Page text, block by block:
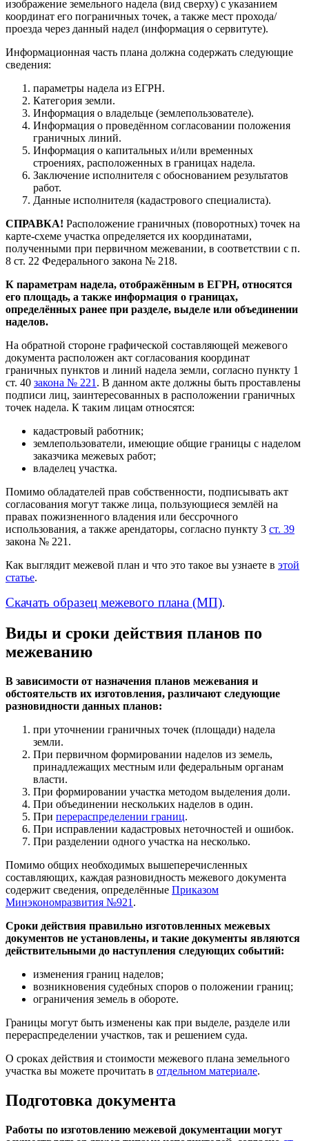
изображение земельного надела (вид сверху) с указанием
координат его пограничных точек, а также мест прохода/
проезда через данный надел (информация о сервитуте).
Информационная часть плана должна содержать следующие
сведения:
параметры надела из ЕГРН.
Категория земли.
Информация о владельце (землепользователе).
Информация о проведённом согласовании положения
граничных линий.
Информация о капитальных и/или временных
строениях, расположенных в границах надела.
Заключение исполнителя с обоснованием результатов
работ.
Данные исполнителя (кадастрового специалиста).
СПРАВКА! Расположение граничных (поворотных) точек на
карте-схеме участка определяется их координатами,
полученными при первичном межевании, в соответствии с п.
8 ст. 22 Федерального закона № 218.
К параметрам надела, отображённым в ЕГРН, относятся
его площадь, а также информация о границах,
определённых ранее при разделе, выделе или объединении
наделов.
На обратной стороне графической составляющей межевого
документа расположен акт согласования координат
граничных пунктов и линий надела земли, согласно пункту 1
ст. 40 закона № 221 . В данном акте должны быть проставлены
подписи лиц, заинтересованных в расположении граничных
точек надела. К таким лицам относятся:
кадастровый работник;
землепользователи, имеющие общие границы с наделом
заказчика межевых работ;
владелец участка.
Помимо обладателей прав собственности, подписывать акт
согласования могут также лица, пользующиеся землёй на
правах пожизненного владения или бессрочного
использования, а также арендаторы, согласно пункту 3 ст. 39
закона № 221.
Как выглядит межевой план и что это такое вы узнаете в этой
статье.
Скачать образец межевого плана (МП).
Виды и сроки действия планов по
межеванию
В зависимости от назначения планов межевания и
обстоятельств их изготовления, различают следующие
разновидности данных планов:
при уточнении граничных точек (площади) надела
земли.
При первичном формировании наделов из земель,
принадлежащих местным или федеральным органам
власти.
При формировании участка методом выделения доли.
При объединении нескольких наделов в один.
При перераспределении границ.
При исправлении кадастровых неточностей и ошибок.
При разделении одного участка на несколько.
Помимо общих необходимых вышеперечисленных
составляющих, каждая разновидность межевого документа
содержит сведения, определённые Приказом
Минэкономразвития №921 .
Сроки действия правильно изготовленных межевых
документов не установлены, и такие документы являются
действительными до наступления следующих событий:
изменения границ наделов;
возникновения судебных споров о положении границ;
ограничения земель в обороте.
Границы могут быть изменены как при выделе, разделе или
перераспределении участков, так и решением суда.
О сроках действия и стоимости межевого плана земельного
участка вы можете прочитать в отдельном материале.
Подготовка документа
Работы по изготовлению межевой документации могут